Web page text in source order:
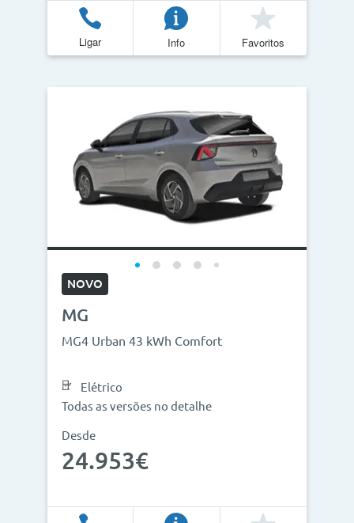
Ligar Info Favoritos
NOVO
MG
MG4 Urban 43 kWh Comfort
Elétrico
Todas as versões no detalhe
Desde
24.953€